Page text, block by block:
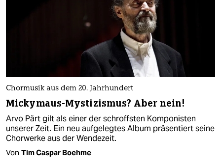
Chormusik aus dem 20. Jahrhundert
Mickymaus-Mystizismus? Aber nein!
Arvo Pärt gilt als einer der schroffsten Komponisten
unserer Zeit. Ein neu aufgelegtes Album präsentiert seine
Chorwerke aus der Wendezeit.
Von Tim Caspar Boehme